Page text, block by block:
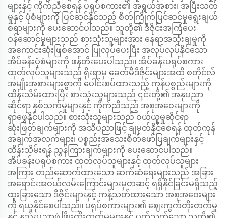
များနှင့် ကိုက်ညီစေရန် ပရုပ်စကား၏ အရွယ်အစား၊ အပြီးသတ်
မှုနှင့် ပုံစံများကို ပြင်ဆင်နိုင်သည့် စိတ်ကြိုက်ပြင်ဆင်မှုရွေးချယ်
စရာများကို ပေးဆောင်ပါသည်။ သူတို့၏ ဒီဇိုင်းအကြံပေး
ဝန်ဆောင်မှုများသည် စားသုံးသူများအား နေရာအသုံးချမှုကို
အကောင်းဆုံးဖြစ်အောင် ပြုလုပ်ပေးပြီး အလုပ်လုပ်နိုင်သော
အိပ်ခန်းပုံစံများကို ဖန်တီးပေးပါသည်။ အိပ်ခန်းပရုပ်စကား
ထုတ်လုပ်သူများသည် ရိုးရာမှ ခေတ်မီဒီဇိုင်းများအထိ စတိုင်လ်
အမျိုးအစားများစွာကို ပေါင်းစပ်ထားသည့် ကုန်ပစ္စည်းများကို
ထိန်းသိမ်းထားပြီး စားသုံးသူများသည် ၎င်းတို့၏ အနုပညာ
ဆိုင်ရာ နှစ်သက်မှုများနှင့် ကိုက်ညီသည့် အစုအဝေးများကို
ရှာဖွေနိုင်ပါသည်။ စားသုံးသူများသည် ဝယ်ယူမှုဆိုင်ရာ
ဆုံးဖြတ်ချက်များကို အသိပညာဖြင့် ချမှတ်နိုင်စေရန် ထုတ်ကုန်
အချက်အလက်များ၊ ပစ္စည်းအသေးစိတ်ဖော်ပြချက်များနှင့်
ထိန်းသိမ်းရန် ညွှန်ကြားချက်များကို ပေးဆောင်ပါသည်။
အိပ်ခန်းပရုပ်စကား ထုတ်လုပ်သူများနှင့် ထုတ်လုပ်သူများ
အကြား တည်ဆောက်ထားသော ဆက်ဆံရေးများသည် အခြား
အရောင်းအဝယ်လမ်းကြောင်းများမှတဆင့် ရရှိနိုင်ခြင်းမရှိသည့်
ထူးခြားသော ဒီဇိုင်းများနှင့် ကန့်သတ်ထားသော အစုအဝေးများ
ကို ရယူနိုင်စေပါသည်။ ပရုပ်စကားများ၏ ဈေးကွက်တိုးတက်မှု